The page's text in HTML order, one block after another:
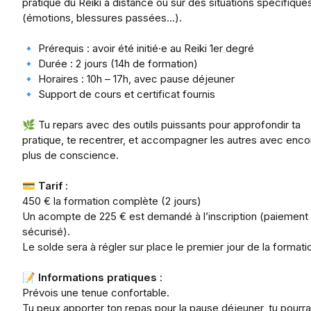
(émotions, blessures passées…).
🔹 Prérequis : avoir été initié·e au Reiki 1er degré
🔹 Durée : 2 jours (14h de formation)
🔹 Horaires : 10h – 17h, avec pause déjeuner
🔹 Support de cours et certificat fournis
🌿 Tu repars avec des outils puissants pour approfondir ta
pratique, te recentrer, et accompagner les autres avec
plus de conscience.
💳 Tarif :
450 € la formation complète (2 jours)
Un acompte de 225 € est demandé à l’inscription (paiement
sécurisé).
Le solde sera à régler sur place le premier jour de la
📝 Informations pratiques :
Prévois une tenue confortable.
Tu peux apporter ton repas pour la pause déjeuner, tu